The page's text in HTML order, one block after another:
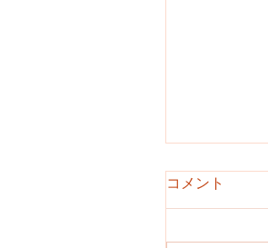
コメント